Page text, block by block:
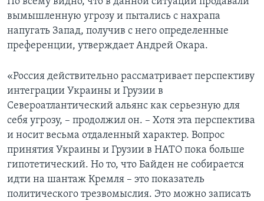
вымышленную угрозу и пытались с нахрапа
напугать Запад, получив с него определенные
преференции, утверждает Андрей Окара.
«Россия действительно рассматривает перспективу
интеграции Украины и Грузии в
Североатлантический альянс как серьезную для
себя угрозу, – продолжил он. – Хотя эта перспектива
и носит весьма отдаленный характер. Вопрос
принятия Украины и Грузии в НАТО пока больше
гипотетический. Но то, что Байден не собирается
идти на шантаж Кремля – это показатель
политического трезвомыслия. Это можно записать